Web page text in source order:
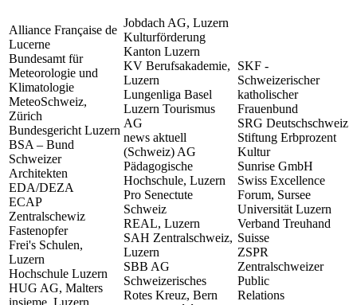
Alliance Française de
Lucerne
Bundesamt für
Meteorologie und
Klimatologie
MeteoSchweiz,
Zürich
Bundesgericht Luzern
BSA – Bund
Schweizer
Architekten
EDA/DEZA
ECAP
Zentralschewiz
Fastenopfer
Frei's Schulen,
Luzern
Hochschule Luzern
HUG AG, Malters
insieme, Luzern
Jobdach AG, Luzern
Kulturförderung
Kanton Luzern
KV Berufsakademie,
Luzern
Lungenliga Basel
Luzern Tourismus
AG
news aktuell
(Schweiz) AG
Pädagogische
Hochschule, Luzern
Pro Senectute
Schweiz
REAL, Luzern
SAH Zentralschweiz,
Luzern
SBB AG
Schweizerisches
Rotes Kreuz, Bern
SKF -
Schweizerischer
katholischer
Frauenbund
SRG Deutschschweiz
Stiftung Erbprozent
Kultur
Sunrise GmbH
Swiss Excellence
Forum, Sursee
Universität Luzern
Verband Treuhand
Suisse
ZSPR
Zentralschweizer
Public
Relations